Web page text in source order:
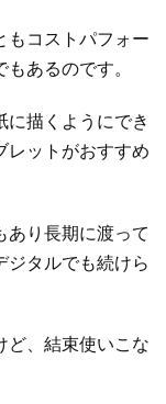
もコストパフォー
あるのです。
描くようにでき
レットがおすすめ
あり長期に渡って
ジタルでも続けら
ど、結束使いこな